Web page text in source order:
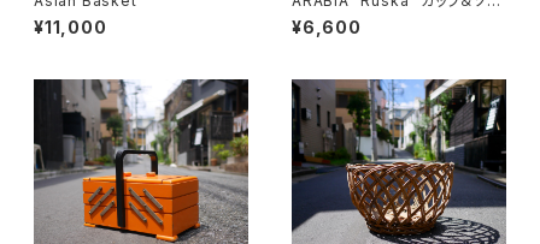
¥11,000
サー
¥6,600